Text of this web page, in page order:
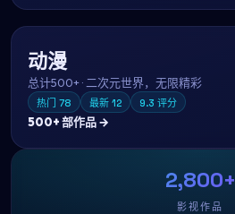
动漫
总计500+· 二次元世界，无限精彩
热门 78 最新 12 9.3 评分
500+部作品 →
2,800+
影视作品